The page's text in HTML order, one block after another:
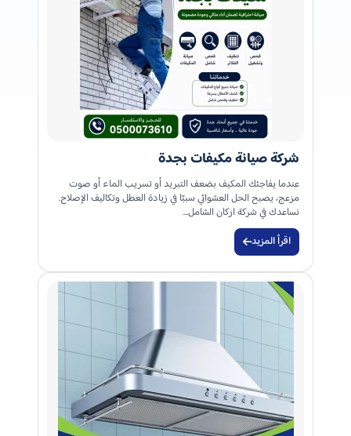
شركة صيانة مكيفات بجدة
عندما يفاجئك المكيف بضعف التبريد أو تسريب الماء أو صوت
مزعج، يصبح الحل العشوائي سببًا في زيادة العطل وتكاليف الإصلاح.
نساعدك في شركة اركان الشامل…
اقرأ المزيد